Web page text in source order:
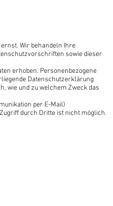
Wir behandeln Ihre
sowie dieser
erhoben. Personenbezogene
Datenschutzerklärung
wie und zu welchem Zweck das
per E-Mail)
durch Dritte ist nicht möglich.